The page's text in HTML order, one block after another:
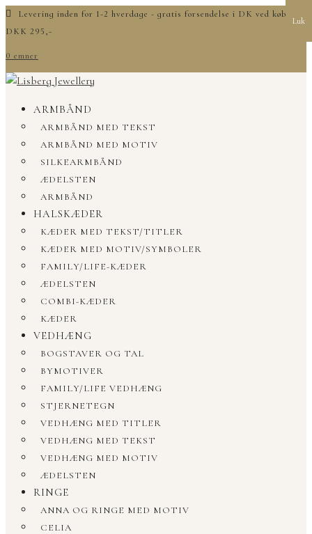
Levering inden for 1-2 hverdage - gratis forsendelse i DK ved køb over
DKK 295,-
0 emner
ARMBÅND
ARMBÅND MED TEKST
ARMBÅND MED MOTIV
SILKEARMBÅND
ÆDELSTEN
ARMBÅND
HALSKÆDER
KÆDER MED TEKST/TITLER
KÆDER MED MOTIV/SYMBOLER
FAMILY/LIFE-KÆDER
ÆDELSTEN
COMBI-KÆDER
KÆDER
VEDHÆNG
BOGSTAVER OG TAL
BYMOTIVER
FAMILY/LIFE VEDHÆNG
STJERNETEGN
VEDHÆNG MED TITLER
VEDHÆNG MED TEKST
VEDHÆNG MED MOTIV
ÆDELSTEN
RINGE
ANNA OG RINGE MED MOTIV
CELIA
Luk